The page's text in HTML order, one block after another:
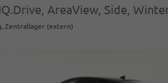
AreaView, Side,
, Zentrallager (extern)